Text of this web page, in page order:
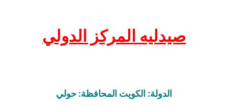
صيدليه المركز الدولي
الدولة: الكويت المحافظة: حولي